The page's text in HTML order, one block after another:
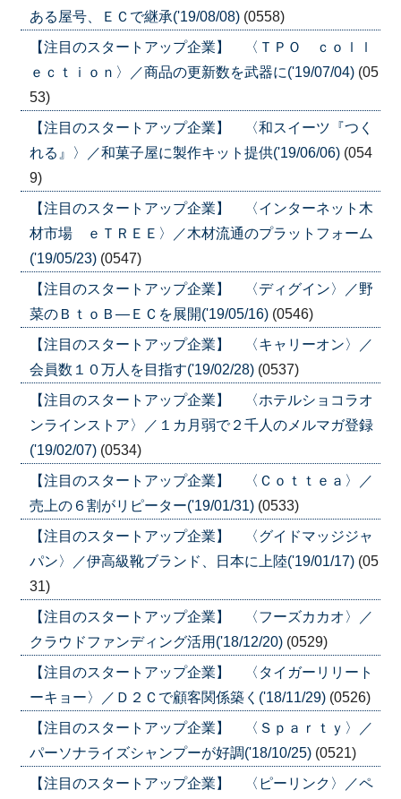
ある屋号、ＥＣで継承('19/08/08) (0558)
【注目のスタートアップ企業】 〈ＴＰＯ ｃｏｌｌ
ｅｃｔｉｏｎ〉／商品の更新数を武器に('19/07/04) (05
53)
【注目のスタートアップ企業】 〈和スイーツ『つく
れる』〉／和菓子屋に製作キット提供('19/06/06) (054
9)
【注目のスタートアップ企業】 〈インターネット木
材市場 ｅＴＲＥＥ〉／木材流通のプラットフォーム
('19/05/23) (0547)
【注目のスタートアップ企業】 〈ディグイン〉／野
菜のＢｔｏＢ―ＥＣを展開('19/05/16) (0546)
【注目のスタートアップ企業】 〈キャリーオン〉／
会員数１０万人を目指す('19/02/28) (0537)
【注目のスタートアップ企業】 〈ホテルショコラオ
ンラインストア〉／１カ月弱で２千人のメルマガ登録
('19/02/07) (0534)
【注目のスタートアップ企業】 〈Ｃｏｔｔｅａ〉／
売上の６割がリピーター('19/01/31) (0533)
【注目のスタートアップ企業】 〈グイドマッジジャ
パン〉／伊高級靴ブランド、日本に上陸('19/01/17) (05
31)
【注目のスタートアップ企業】 〈フーズカカオ〉／
クラウドファンディング活用('18/12/20) (0529)
【注目のスタートアップ企業】 〈タイガーリリート
ーキョー〉／Ｄ２Ｃで顧客関係築く('18/11/29) (0526)
【注目のスタートアップ企業】 〈Ｓｐａｒｔｙ〉／
パーソナライズシャンプーが好調('18/10/25) (0521)
【注目のスタートアップ企業】 〈ピーリンク〉／ペ